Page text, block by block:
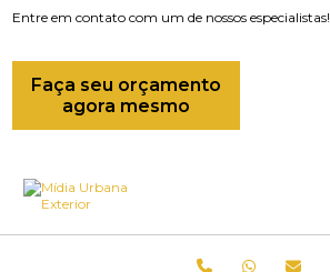
Entre em contato com um de nossos especialistas!
Faça seu orçamento
agora mesmo